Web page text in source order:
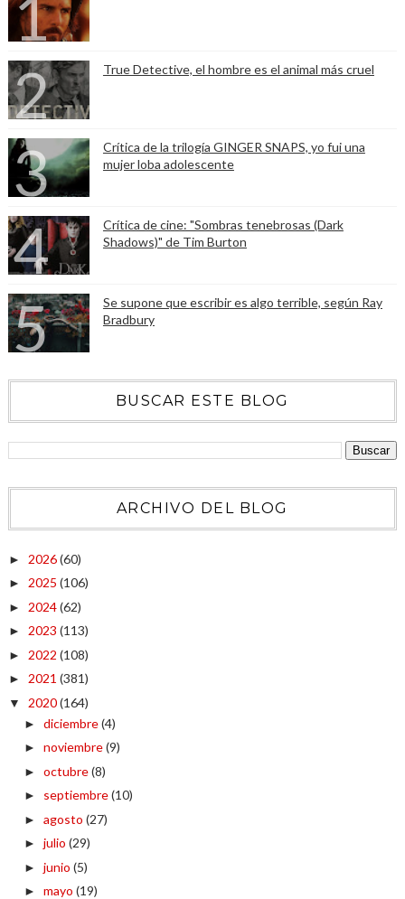
True Detective, el hombre es el animal más cruel
Crítica de la trilogía GINGER SNAPS, yo fui una
mujer loba adolescente
Crítica de cine: "Sombras tenebrosas (Dark
Shadows)" de Tim Burton
Se supone que escribir es algo terrible, según Ray
Bradbury
BUSCAR ESTE BLOG
ARCHIVO DEL BLOG
► 2026(60)
► 2025 (106)
► 2024(62)
► 2023 (113)
► 2022 (108)
► 2021 (381)
▼ 2020(164)
► diciembre(4)
► noviembre(9)
► octubre(8)
► septiembre(10)
► agosto (27)
► julio (29)
► junio (5)
► mayo (19)